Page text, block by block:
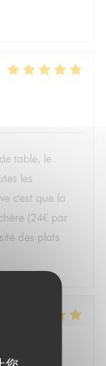
table, le
les
c'est que la
(24€ par
des plats